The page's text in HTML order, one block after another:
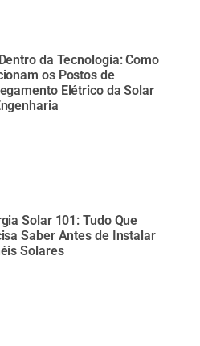
da Tecnologia: Como
os Postos de
Elétrico da Solar
Solar 101: Tudo Que
Saber Antes de Instalar
Solares